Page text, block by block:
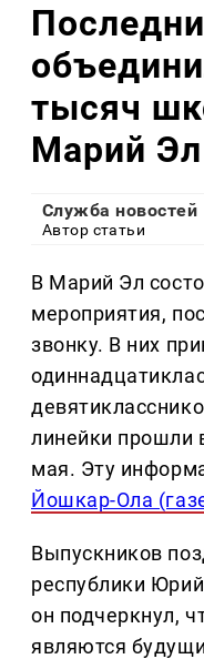
тысяч
Марий Эл
Служба новостей
Автор статьи
В Марий Эл
мероприятия,
звонку. В них
линейки прошли
мая. Эту
Йошкар-Ола
Выпускников
республики
он подчеркнул,
являются